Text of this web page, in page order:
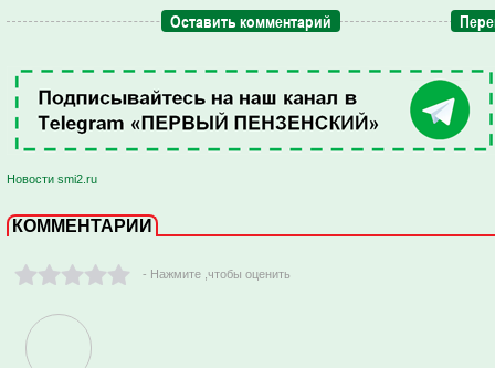
Оставить комментарий
Новости smi2.ru
КОММЕНТАРИИ
- Нажмите ,чтобы оценить